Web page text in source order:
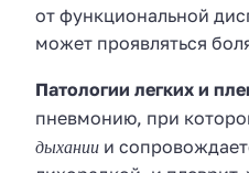
от функциональной
может проявляться
Патологии легких и
пневмонию, при
дыхании и